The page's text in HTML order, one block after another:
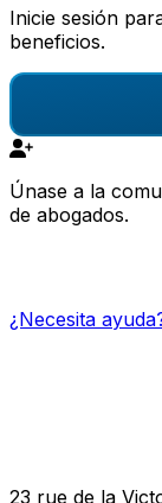
Inicie sesión
beneficios.
Únase a la
de abogados.
¿Necesita
23 rue de la